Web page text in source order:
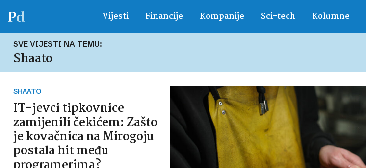
Vijesti Financije Kompanije Sci-tech Kolumne
SVE VIJESTI NA TEMU:
Shaato
SHAATO
IT-jevci tipkovnice
zamijenili čekićem: Zašto
je kovačnica na Mirogoju
postala hit među